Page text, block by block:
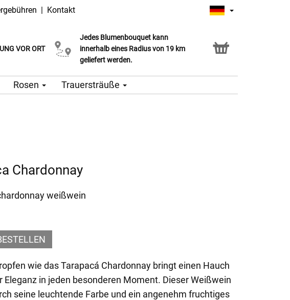
| Kontakt
VOR ORT
möglich
Jedes Blumenbouquet kann
innerhalb eines Radius von 19 km
geliefert werden.
Click & Collect Service
Rosen Trauersträuße
Chardonnay
weißwein
wie das Tarapacá Chardonnay bringt einen Hauch
Eleganz in jeden besonderen Moment. Dieser Weißwein
seine leuchtende Farbe und ein angenehm fruchtiges